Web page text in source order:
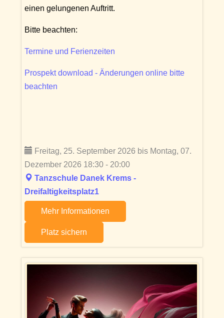
einen gelungenen Auftritt.
Bitte beachten:
Termine und Ferienzeiten
Prospekt download - Änderungen online bitte
beachten
Freitag, 25. September 2026 bis Montag, 07.
Dezember 2026 18:30 - 20:00
Tanzschule Danek Krems -
Dreifaltigkeitsplatz1
Mehr Informationen
Platz sichern